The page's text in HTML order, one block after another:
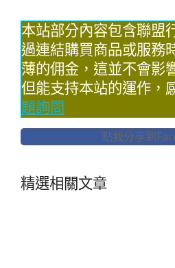
本站部分內容包含聯盟
過連結購買商品或服務
薄的佣金，這並不會影
但能支持本站的運作，
題詢問
點我分享到
精選相關文章